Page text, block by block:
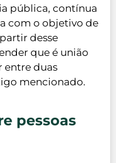
pública, contínua
com o objetivo de
desse
que é união
entre duas
mencionado.
pessoas